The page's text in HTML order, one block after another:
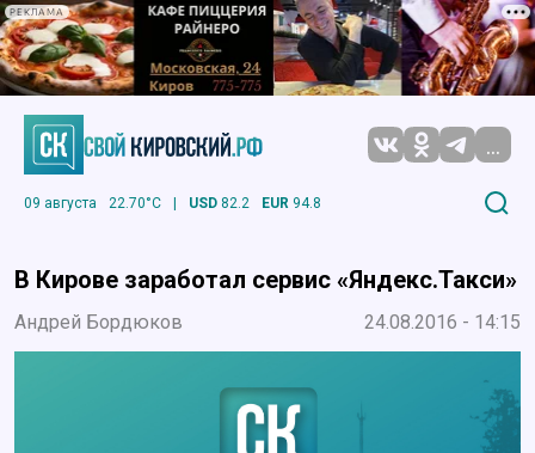
РЕКЛАМА
...
09 августа 22.70°C | USD 82.2 EUR 94.8
В Кирове заработал сервис «Яндекс.Такси»
Андрей Бордюков 24.08.2016 - 14:15